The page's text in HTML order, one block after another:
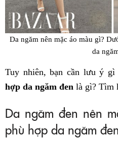
Da ngăm nên mặc áo màu gì?
da
Tuy nhiên, bạn cần lưu ý
hợp da ngăm đen là gì? Tìm
Da ngăm đen nên
phù hợp da ngăm đen